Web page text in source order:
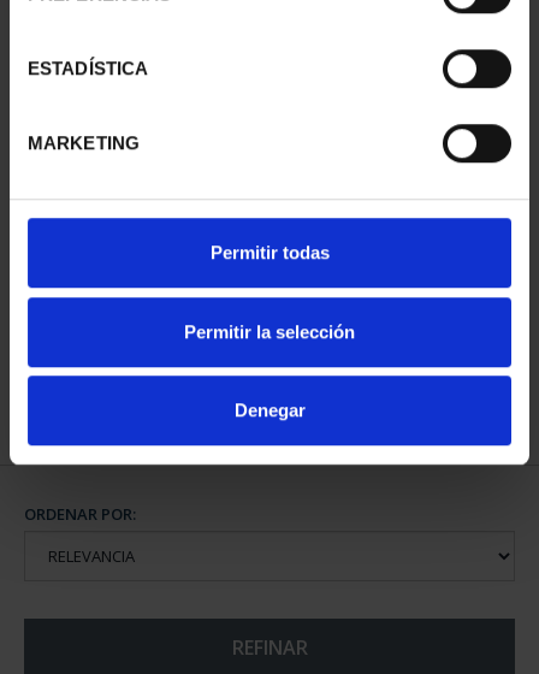
ESTADÍSTICA
MARKETING
Permitir todas
Permitir la selección
Denegar
PROVINCIA COLECCION
COMPLET...
ORDENAR POR:
REFINAR